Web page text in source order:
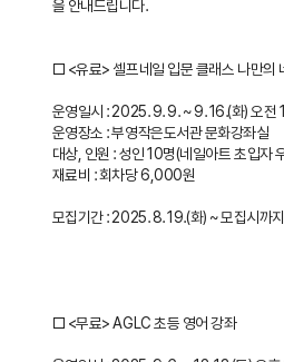
을 안내드립니다.
□ <유료> 셀프네일 입문 클래스 나만의
운영일시 : 2025. 9. 9. ~ 9. 16.(화) 오전
운영장소 : 부영작은도서관 문화강좌실
대상, 인원 : 성인 10명(네일아트 초입자
재료비 : 회차당 6,000원
모집기간 : 2025. 8. 19.(화) ~ 모집시까지
□ <무료> AGLC 초등 영어 강좌